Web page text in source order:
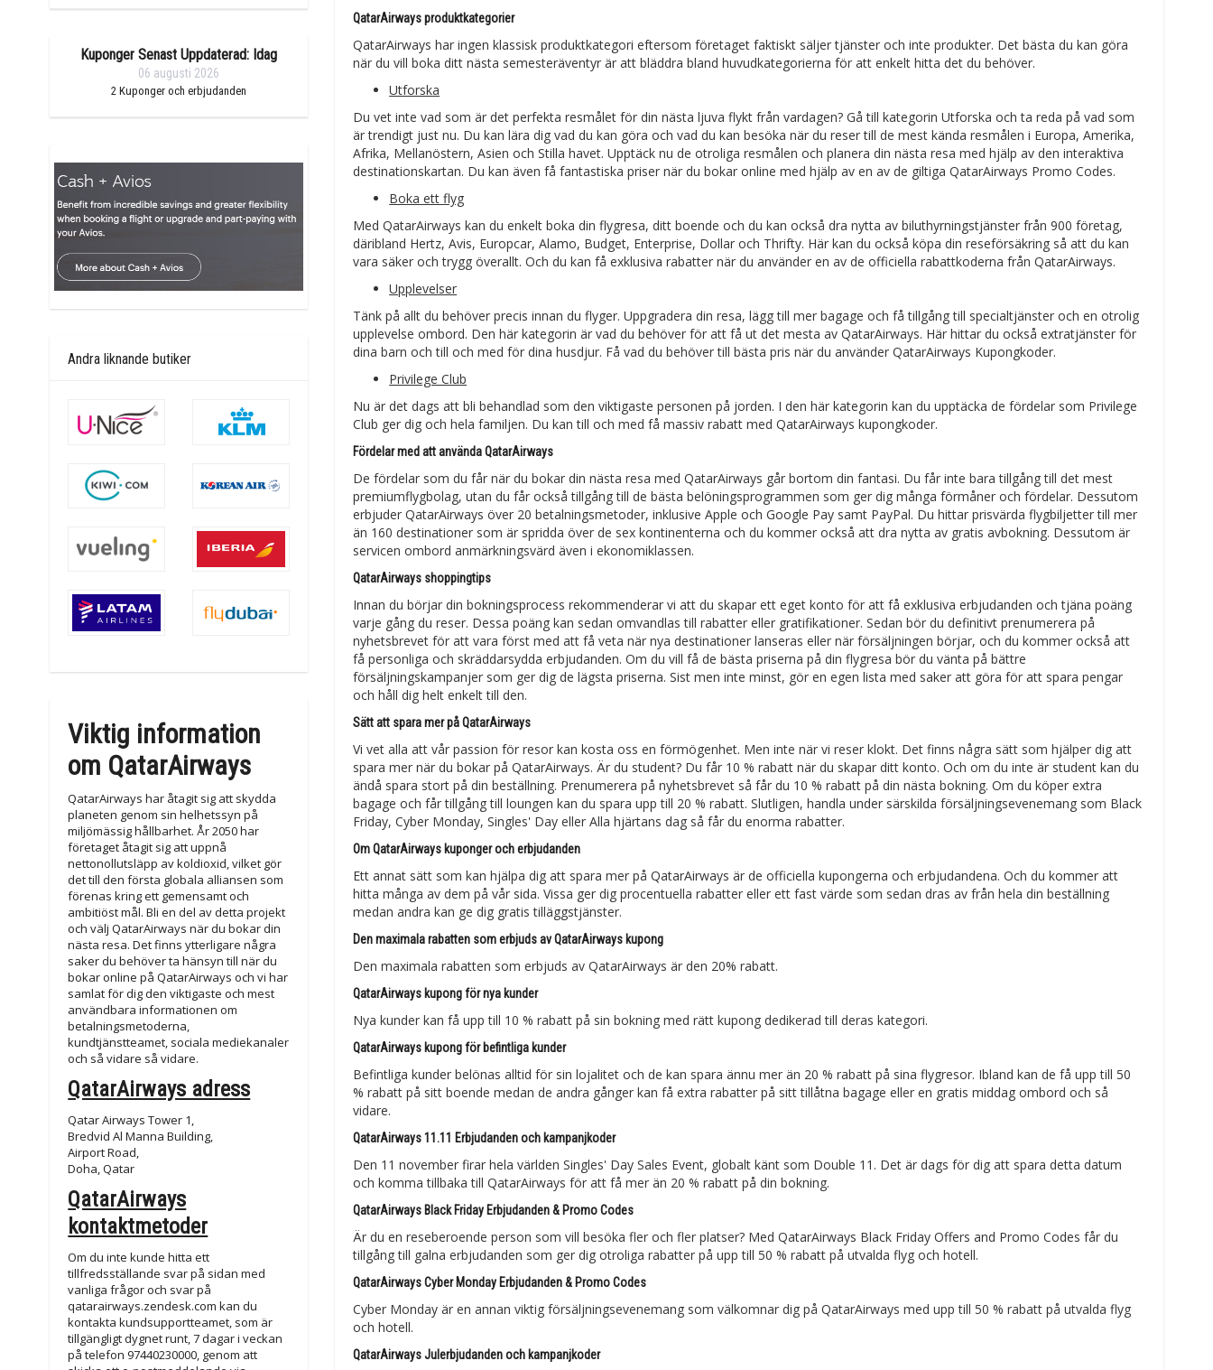
QatarAirways produktkategorier
QatarAirways har ingen klassisk produktkategori eftersom företaget faktiskt säljer tjänster och inte produkter. Det bästa du kan göra
när du vill boka ditt nästa semesteräventyr är att bläddra bland huvudkategorierna för att enkelt hitta det du behöver.
Utforska
Du vet inte vad som är det perfekta resmålet för din nästa ljuva flykt från vardagen? Gå till kategorin Utforska och ta reda på vad som
är trendigt just nu. Du kan lära dig vad du kan göra och vad du kan besöka när du reser till de mest kända resmålen i Europa, Amerika,
Afrika, Mellanöstern, Asien och Stilla havet. Upptäck nu de otroliga resmålen och planera din nästa resa med hjälp av den interaktiva
destinationskartan. Du kan även få fantastiska priser när du bokar online med hjälp av en av de giltiga QatarAirways Promo Codes.
Boka ett flyg
Med QatarAirways kan du enkelt boka din flygresa, ditt boende och du kan också dra nytta av biluthyrningstjänster från 900 företag,
däribland Hertz, Avis, Europcar, Alamo, Budget, Enterprise, Dollar och Thrifty. Här kan du också köpa din reseförsäkring så att du kan
vara säker och trygg överallt. Och du kan få exklusiva rabatter när du använder en av de officiella rabattkoderna från QatarAirways.
Upplevelser
Tänk på allt du behöver precis innan du flyger. Uppgradera din resa, lägg till mer bagage och få tillgång till specialtjänster och en otrolig
upplevelse ombord. Den här kategorin är vad du behöver för att få ut det mesta av QatarAirways. Här hittar du också extratjänster för
dina barn och till och med för dina husdjur. Få vad du behöver till bästa pris när du använder QatarAirways Kupongkoder.
Privilege Club
Nu är det dags att bli behandlad som den viktigaste personen på jorden. I den här kategorin kan du upptäcka de fördelar som Privilege
Club ger dig och hela familjen. Du kan till och med få massiv rabatt med QatarAirways kupongkoder.
Fördelar med att använda QatarAirways
De fördelar som du får när du bokar din nästa resa med QatarAirways går bortom din fantasi. Du får inte bara tillgång till det mest
premiumflygbolag, utan du får också tillgång till de bästa belöningsprogrammen som ger dig många förmåner och fördelar. Dessutom
erbjuder QatarAirways över 20 betalningsmetoder, inklusive Apple och Google Pay samt PayPal. Du hittar prisvärda flygbiljetter till mer
än 160 destinationer som är spridda över de sex kontinenterna och du kommer också att dra nytta av gratis avbokning. Dessutom är
servicen ombord anmärkningsvärd även i ekonomiklassen.
QatarAirways shoppingtips
Innan du börjar din bokningsprocess rekommenderar vi att du skapar ett eget konto för att få exklusiva erbjudanden och tjäna poäng
varje gång du reser. Dessa poäng kan sedan omvandlas till rabatter eller gratifikationer. Sedan bör du definitivt prenumerera på
nyhetsbrevet för att vara först med att få veta när nya destinationer lanseras eller när försäljningen börjar, och du kommer också att
få personliga och skräddarsydda erbjudanden. Om du vill få de bästa priserna på din flygresa bör du vänta på bättre
försäljningskampanjer som ger dig de lägsta priserna. Sist men inte minst, gör en egen lista med saker att göra för att spara pengar
och håll dig helt enkelt till den.
Sätt att spara mer på QatarAirways
Vi vet alla att vår passion för resor kan kosta oss en förmögenhet. Men inte när vi reser klokt. Det finns några sätt som hjälper dig att
spara mer när du bokar på QatarAirways. Är du student? Du får 10 % rabatt när du skapar ditt konto. Och om du inte är student kan du
ändå spara stort på din beställning. Prenumerera på nyhetsbrevet så får du 10 % rabatt på din nästa bokning. Om du köper extra
bagage och får tillgång till loungen kan du spara upp till 20 % rabatt. Slutligen, handla under särskilda försäljningsevenemang som Black
Friday, Cyber Monday, Singles' Day eller Alla hjärtans dag så får du enorma rabatter.
Om QatarAirways kuponger och erbjudanden
Ett annat sätt som kan hjälpa dig att spara mer på QatarAirways är de officiella kupongerna och erbjudandena. Och du kommer att
hitta många av dem på vår sida. Vissa ger dig procentuella rabatter eller ett fast värde som sedan dras av från hela din beställning
medan andra kan ge dig gratis tilläggstjänster.
Den maximala rabatten som erbjuds av QatarAirways kupong
Den maximala rabatten som erbjuds av QatarAirways är den 20% rabatt.
QatarAirways kupong för nya kunder
Nya kunder kan få upp till 10 % rabatt på sin bokning med rätt kupong dedikerad till deras kategori.
QatarAirways kupong för befintliga kunder
Befintliga kunder belönas alltid för sin lojalitet och de kan spara ännu mer än 20 % rabatt på sina flygresor. Ibland kan de få upp till 50
% rabatt på sitt boende medan de andra gånger kan få extra rabatter på sitt tillåtna bagage eller en gratis middag ombord och så
vidare.
QatarAirways 11.11 Erbjudanden och kampanjkoder
Den 11 november firar hela världen Singles' Day Sales Event, globalt känt som Double 11. Det är dags för dig att spara detta datum
och komma tillbaka till QatarAirways för att få mer än 20 % rabatt på din bokning.
QatarAirways Black Friday Erbjudanden & Promo Codes
Är du en reseberoende person som vill besöka fler och fler platser? Med QatarAirways Black Friday Offers and Promo Codes får du
tillgång till galna erbjudanden som ger dig otroliga rabatter på upp till 50 % rabatt på utvalda flyg och hotell.
QatarAirways Cyber Monday Erbjudanden & Promo Codes
Cyber Monday är en annan viktig försäljningsevenemang som välkomnar dig på QatarAirways med upp till 50 % rabatt på utvalda flyg
och hotell.
QatarAirways Julerbjudanden och kampanjkoder
Kuponger Senast Uppdaterad: Idag
06 augusti 2026
2 Kuponger och erbjudanden
Andra liknande butiker
Viktig information
om QatarAirways
QatarAirways har åtagit sig att skydda
planeten genom sin helhetssyn på
miljömässig hållbarhet. År 2050 har
företaget åtagit sig att uppnå
nettonollutsläpp av koldioxid, vilket gör
det till den första globala alliansen som
förenas kring ett gemensamt och
ambitiöst mål. Bli en del av detta projekt
och välj QatarAirways när du bokar din
nästa resa. Det finns ytterligare några
saker du behöver ta hänsyn till när du
bokar online på QatarAirways och vi har
samlat för dig den viktigaste och mest
användbara informationen om
betalningsmetoderna,
kundtjänstteamet, sociala mediekanaler
och så vidare så vidare.
QatarAirways adress
Qatar Airways Tower 1,
Bredvid Al Manna Building,
Airport Road,
Doha, Qatar
QatarAirways
kontaktmetoder
Om du inte kunde hitta ett
tillfredsställande svar på sidan med
vanliga frågor och svar på
qatarairways.zendesk.com kan du
kontakta kundsupportteamet, som är
tillgängligt dygnet runt, 7 dagar i veckan
på telefon 97440230000, genom att